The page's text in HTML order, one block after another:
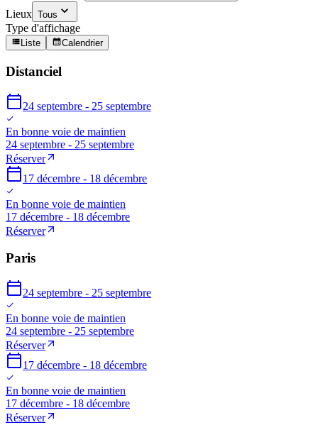
Lieux Tous
Type d'affichage
Liste Calendrier
Distanciel
24 septembre - 25 septembre
En bonne voie de maintien
24 septembre - 25 septembre
Réserver
17 décembre - 18 décembre
En bonne voie de maintien
17 décembre - 18 décembre
Réserver
Paris
24 septembre - 25 septembre
En bonne voie de maintien
24 septembre - 25 septembre
Réserver
17 décembre - 18 décembre
En bonne voie de maintien
17 décembre - 18 décembre
Réserver